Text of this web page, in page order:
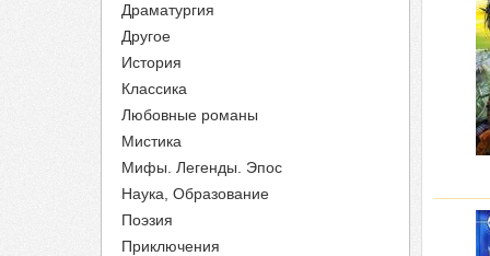
Драматургия
Другое
История
Классика
Любовные романы
Мистика
Мифы. Легенды. Эпос
Наука, Образование
Поэзия
Приключения